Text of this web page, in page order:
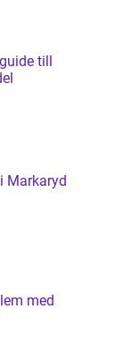
till
Markaryd
med